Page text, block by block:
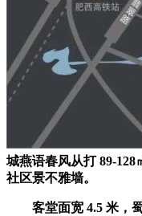
城燕语春风从打 89-
社区景不雅墙。
客堂面宽 4.5 米，蜀